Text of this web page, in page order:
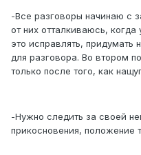
-Все разговоры начинаю с
от них отталкиваюсь,
это исправлять, придумать
для разговора. Во втором
только после того, как
-Нужно следить за своей
прикосновения, положение